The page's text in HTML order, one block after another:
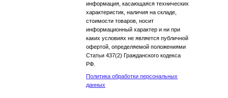
информация, касающаяся технических
характеристик, наличия на складе,
стоимости товаров, носит
информационный характер и ни при
каких условиях не является публичной
офертой, определяемой положениями
Статьи 437(2) Гражданского кодекса
РФ.
Политика обработки персональных
данных